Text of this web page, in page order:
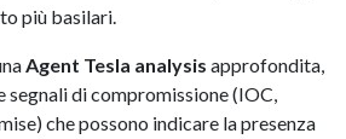
più basilari.
Agent Tesla analysis approfondita,
di compromissione (IOC,
che possono indicare la presenza